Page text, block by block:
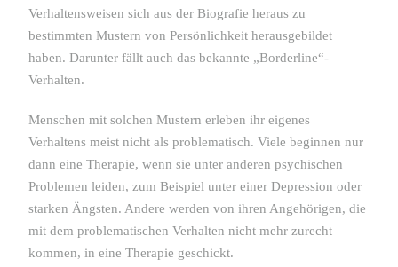
Verhaltensweisen sich aus der Biografie heraus zu
bestimmten Mustern von Persönlichkeit herausgebildet
haben. Darunter fällt auch das bekannte „Borderline“-
Verhalten.
Menschen mit solchen Mustern erleben ihr eigenes
Verhaltens meist nicht als problematisch. Viele beginnen nur
dann eine Therapie, wenn sie unter anderen psychischen
Problemen leiden, zum Beispiel unter einer Depression oder
starken Ängsten. Andere werden von ihren Angehörigen, die
mit dem problematischen Verhalten nicht mehr zurecht
kommen, in eine Therapie geschickt.